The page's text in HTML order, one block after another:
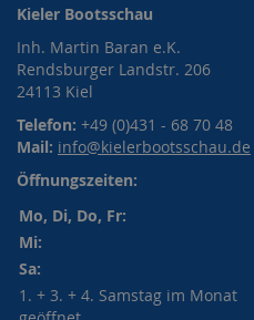
Kieler Bootsschau
Inh. Martin Baran e.K.
Rendsburger Landstr. 206
24113 Kiel
Telefon: +49 (0)431 - 68 70 48
Mail: info@kielerbootsschau.de
Öffnungszeiten:
Mo, Di, Do, Fr:
Mi:
Sa:
1. + 3. + 4. Samstag im Monat